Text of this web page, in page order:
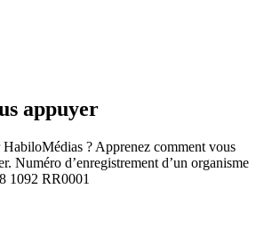
appuyer
? Apprenez comment vous
Numéro d’enregistrement d’un organisme
1092 RR0001